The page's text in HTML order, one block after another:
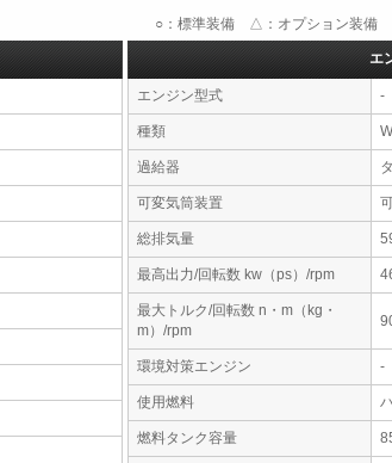
○：標準装備 △：オプション装備 -
エ
エンジン型式 -
種類
過給器
可変気筒装置
総排気量
最高出力/回転数 kw（ps）/rpm
最大トルク/回転数 n・m（kg・
m）/rpm
環境対策エンジン -
使用燃料
燃料タンク容量